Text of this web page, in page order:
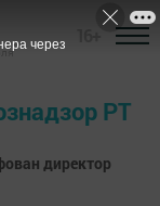
РТ
директор
через